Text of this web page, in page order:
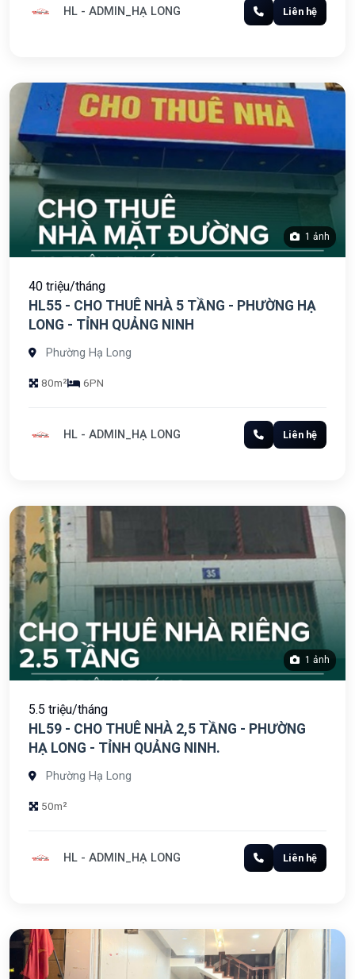
HL - ADMIN_HẠ LONG Liên hệ
1 ảnh
40 triệu/tháng
HL55 - CHO THUÊ NHÀ 5 TẦNG - PHƯỜNG HẠ
LONG - TỈNH QUẢNG NINH
Phường Hạ Long
80m² 6PN
HL - ADMIN_HẠ LONG Liên hệ
1 ảnh
5.5 triệu/tháng
HL59 - CHO THUÊ NHÀ 2,5 TẦNG - PHƯỜNG
HẠ LONG - TỈNH QUẢNG NINH.
Phường Hạ Long
50m²
HL - ADMIN_HẠ LONG Liên hệ